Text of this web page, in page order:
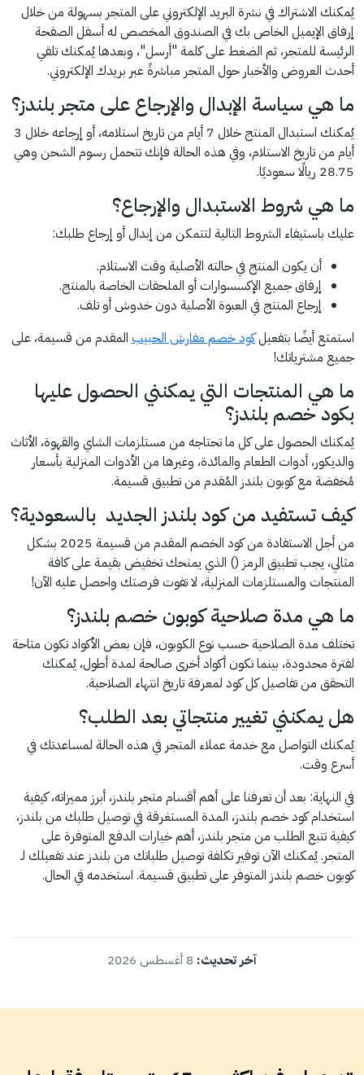
يُمكنك الاشتراك في نشرة البريد الإلكتروني على المتجر بسهولة من خلال
إرفاق الإيميل الخاص بك في الصندوق المخصص له أسفل الصفحة
الرئيسة للمتجر، ثم الضغط على كلمة "أرسل"، وبعدها يُمكنك تلقي
أحدث العروض والأخبار حول المتجر مباشرةً عبر بريدك الإلكتروني.
ما هي سياسة الإبدال والإرجاع على متجر بلندز؟
يُمكنك استبدال المنتج خلال 7 أيام من تاريخ استلامه، أو إرجاعه خلال 3
أيام من تاريخ الاستلام، وفي هذه الحالة فإنك تتحمل رسوم الشحن وهي
28.75 ريالًا سعوديًا.
ما هي شروط الاستبدال والإرجاع؟
عليك باستيفاء الشروط التالية لتتمكن من إبدال أو إرجاع طلبك:
أن يكون المنتج في حالته الأصلية وقت الاستلام.
إرفاق جميع الإكسسوارات أو الملحقات الخاصة بالمنتج.
إرجاع المنتج في العبوة الأصلية دون خدوش أو تلف.
استمتع أيضًا بتفعيلكود خصم مفارش الحبيب المقدم من قسيمة، على
جميع مشترياتك!
ما هي المنتجات التي يمكنني الحصول عليها
بكود خصم بلندز؟
يُمكنك الحصول على كل ما تحتاجه من مستلزمات الشاي والقهوة، الأثاث
والديكور، أدوات الطعام والمائدة، وغيرها من الأدوات المنزلية بأسعار
مُخفضة مع كوبون بلندز المُقدم من تطبيق قسيمة.
كيف تستفيد من كود بلندز الجديد بالسعودية؟
من أجل الاستفادة من كود الخصم المقدم من قسيمة 2025 بشكل
مثالي، يجب تطبيق الرمز () الذي يمنحك تخفيض بقيمة على كافة
المنتجات والمستلزمات المنزلية، لا تفوت فرصتك واحصل عليه الآن!
ما هي مدة صلاحية كوبون خصم بلندز؟
تختلف مدة الصلاحية حسب نوع الكوبون، فإن بعض الأكواد تكون متاحة
لفترة محدودة، بينما تكون أكواد أخرى صالحة لمدة أطول، يُمكنك
التحقق من تفاصيل كل كود لمعرفة تاريخ انتهاء الصلاحية.
هل يمكنني تغيير منتجاتي بعد الطلب؟
يُمكنك التواصل مع خدمة عملاء المتجر في هذه الحالة لمساعدتك في
أسرع وقت.
في النهاية: بعد أن تعرفنا على أهم أقسام متجر بلندز، أبرز مميزاته، كيفية
استخدام كود خصم بلندز، المدة المستغرقة في توصيل طلبك من بلندز،
كيفية تتبع الطلب من متجر بلندز، أهم خيارات الدفع المتوفرة على
المتجر. يُمكنك الآن توفير تكلفة توصيل طلباتك من بلندز عند تفعيلك لـ
كوبون خصم بلندز المتوفر على تطبيق قسيمة. استخدمه في الحال.
آخر تحديث: